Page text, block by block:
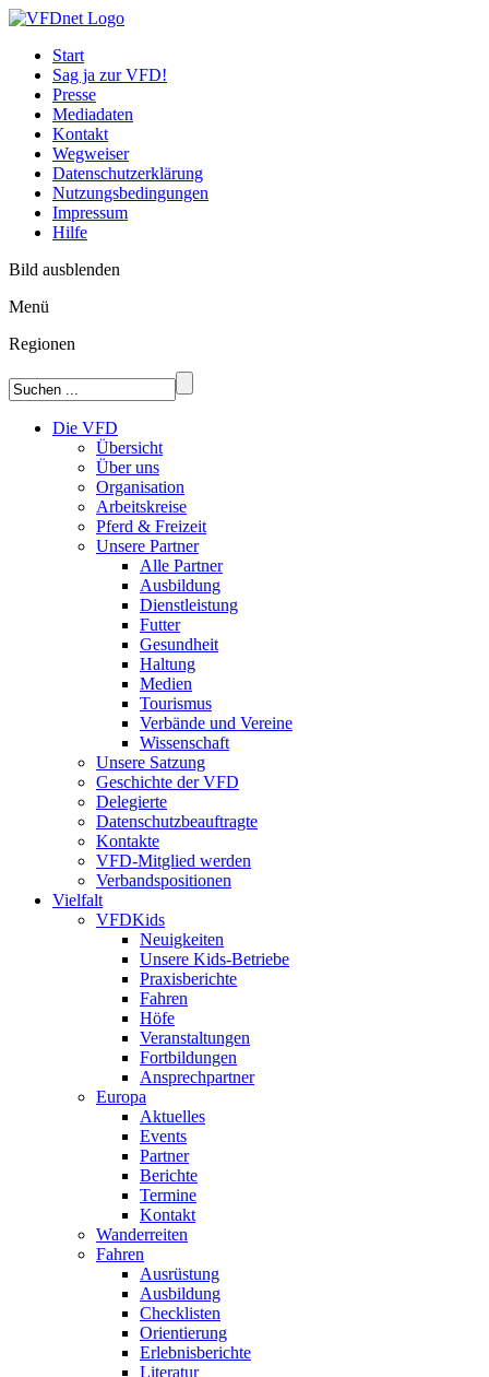
Start
Sag ja zur VFD!
Presse
Mediadaten
Kontakt
Wegweiser
Datenschutzerklärung
Nutzungsbedingungen
Impressum
Hilfe
Bild ausblenden
Menü
Regionen
Die VFD
Übersicht
Über uns
Organisation
Arbeitskreise
Pferd & Freizeit
Unsere Partner
Alle Partner
Ausbildung
Dienstleistung
Futter
Gesundheit
Haltung
Medien
Tourismus
Verbände und Vereine
Wissenschaft
Unsere Satzung
Geschichte der VFD
Delegierte
Datenschutzbeauftragte
Kontakte
VFD-Mitglied werden
Verbandspositionen
Vielfalt
VFDKids
Neuigkeiten
Unsere Kids-Betriebe
Praxisberichte
Fahren
Höfe
Veranstaltungen
Fortbildungen
Ansprechpartner
Europa
Aktuelles
Events
Partner
Berichte
Termine
Kontakt
Wanderreiten
Fahren
Ausrüstung
Ausbildung
Checklisten
Orientierung
Erlebnisberichte
Literatur